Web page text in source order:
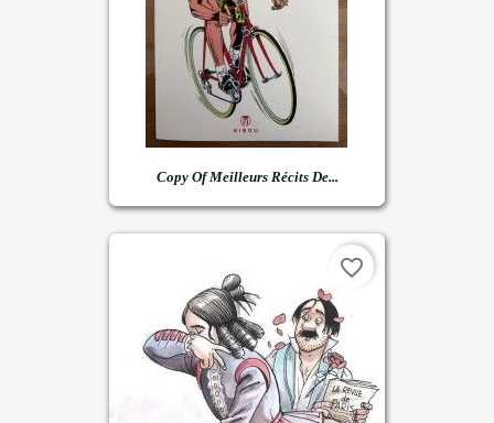
Copy Of Meilleurs Récits De...
favorite_border